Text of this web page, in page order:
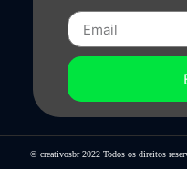
© creativosbr 2022 Todos os direitos